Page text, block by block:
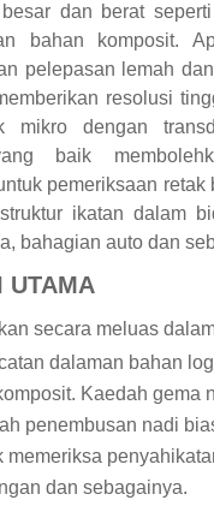
dan berat
bahan komposit.
pelepasan lemah
resolusi
mikro dengan
baik
pemeriksaan retak
ikatan dalam
bahagian auto dan
UTAMA
secara meluas
dalaman bahan
Kaedah gema
penembusan nadi
memeriksa
dan sebagainya.